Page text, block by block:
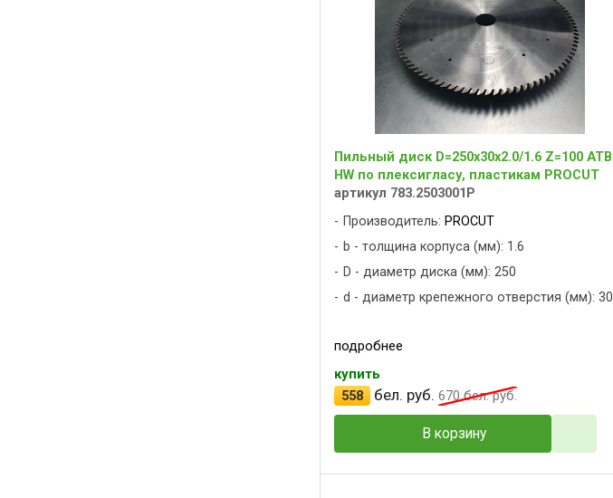
Пильный диск D=250x30x2.0/1.6 Z=100 ATB
HW по плексигласу, пластикам PROCUT
артикул 783.2503001P
Производитель: PROCUT
b - толщина корпуса (мм): 1.6
D - диаметр диска (мм): 250
d - диаметр крепежного отверстия (мм): 30
подробнее
купить
558 бел. руб. 670бел. руб.
В корзину